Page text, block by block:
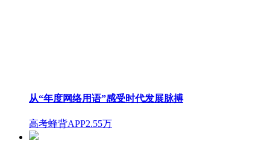
从“年度网络用语”感受时代发展脉搏
高考蜂背APP2.55万